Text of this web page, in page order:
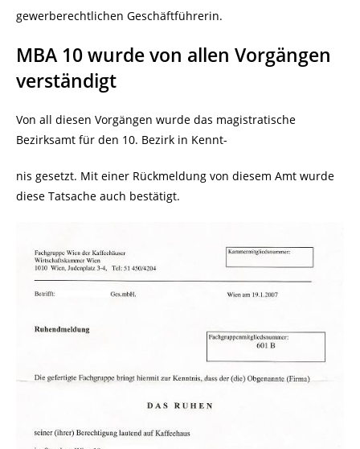
gewerberechtlichen Geschäftführerin.
MBA 10 wurde von allen Vorgängen
verständigt
Von all diesen Vorgängen wurde das magistratische
Bezirksamt für den 10. Bezirk in Kennt-
nis gesetzt. Mit einer Rückmeldung von diesem Amt wurde
diese Tatsache auch bestätigt.